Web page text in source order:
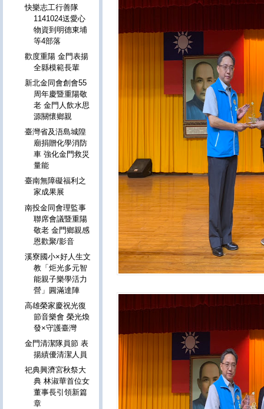
快樂志工行善隊
1141024送愛心
物資到明德東埔
等4部落
歡度重陽 金門表揚
全縣模範長輩
新北金同會創會55
周年慶暨重陽敬
老 金門人飲水思
源關懷鄉親
臺灣省及浯島城隍
廟捐贈化學消防
車 強化金門救災
量能
臺南無障礙福利之
家成果展
南投金同會理監事
聯席會議暨重陽
敬老 金門鄉親感
恩歡聚/影音
溪寮國小×好人生文
教「炬光多元智
能親子樂學活力
營」圓滿達陣
高雄榮家慶祝光復
節音樂會 榮光煥
發×守護臺灣
金門清潔隊員節 表
揚績優清潔人員
祀典興濟宮秋祭大
典 林淑華首位女
董事長引領新篇
章